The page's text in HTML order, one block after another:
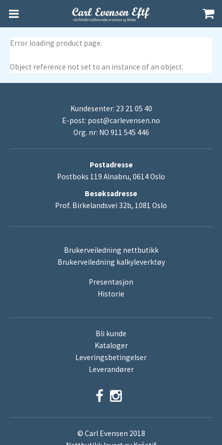
Error loading product page.
Object reference not set to an instance of an object.
Kundesenter: 23 21 05 40
E-post: post@carlevensen.no
Org. nr: NO 911 545 446
Postadresse
Postboks 119 Alnabru, 0614 Oslo
Besøksadresse
Prof. Birkelandsvei 32b, 1081 Oslo
Brukerveiledning nettbutikk
Brukerveiledning kalkyleverktøy
Presentasjon
Historie
Bli kunde
Kataloger
Leveringsbetingelser
Leverandører
© Carl Evensen 2018